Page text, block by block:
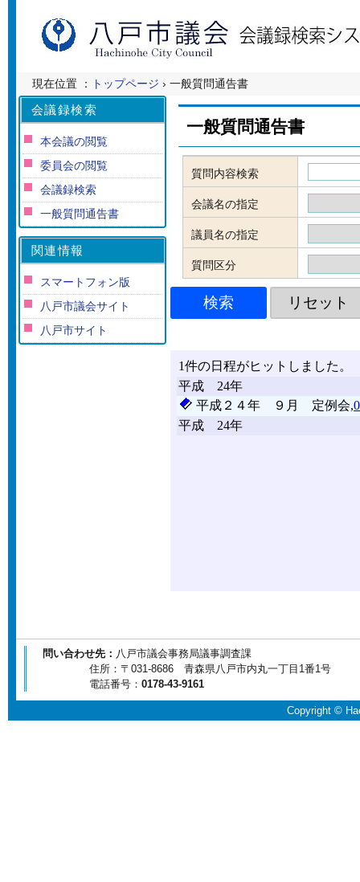
現在位置 ： トップページ › 一般質問通告書
一般質問通告書
質問内容検索
会議名の指定
議員名の指定
質問区分
会議録検索
本会議の閲覧
委員会の閲覧
会議録検索
一般質問通告書
関連情報
スマートフォン版
八戸市議会サイト
八戸市サイト
問い合わせ先： 八戸市議会事務局議事調査課
住所：〒031-8686 青森県八戸市内丸一丁目1番1号
電話番号： 0178-43-9161
Copyright ©